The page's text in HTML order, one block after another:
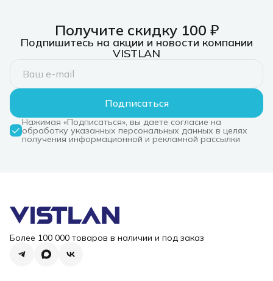
Получите скидку 100 ₽
Подпишитесь на акции и новости компании
VISTLAN
Подписаться
Нажимая «Подписаться», вы даете согласие на
обработку указанных персональных данных в целях
получения информационной и рекламной рассылки
Более 100 000 товаров в наличии и под заказ